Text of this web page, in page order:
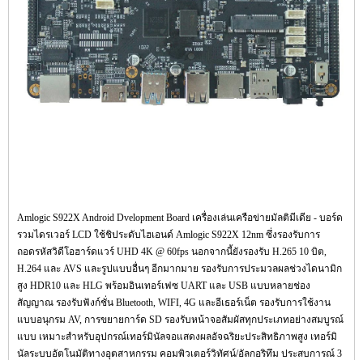
Amlogic S922X Android Dvelopment Board เครื่องเล่นเครือข่ายมัลติมีเดีย - บอร์ด
รวมไดรเวอร์ LCD ใช้ชิประดับไฮเอนด์ Amlogic S922X 12nm ซึ่งรองรับการ
ถอดรหัสวิดีโอฮาร์ดแวร์ UHD 4K @ 60fps นอกจากนี้ยังรองรับ H.265 10 บิต,
H.264 และ AVS และรูปแบบอื่นๆ อีกมากมาย รองรับการประมวลผลช่วงไดนามิก
สูง HDR10 และ HLG พร้อมอินเทอร์เฟซ UART และ USB แบบหลายช่อง
สัญญาณ รองรับฟังก์ชั่น Bluetooth, WIFI, 4G และอีเธอร์เน็ต รองรับการใช้งาน
แบบอนุกรม AV, การขยายการ์ด SD รองรับหน้าจอสัมผัสทุกประเภทอย่างสมบูรณ์
แบบ เหมาะสำหรับอุปกรณ์เทอร์มินัลจอแสดงผลอัจฉริยะประสิทธิภาพสูง เทอร์มิ
นัลระบบอัตโนมัติทางอุตสาหกรรม คอมพิวเตอร์วิทัศน์/อัลกอริทึม ประสบการณ์ 3